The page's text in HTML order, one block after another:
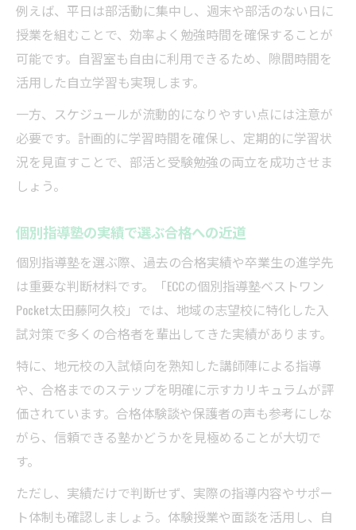
例えば、平日は部活動に集中し、週末や部活のない日に
授業を組むことで、効率よく勉強時間を確保することが
可能です。自習室も自由に利用できるため、隙間時間を
活用した自立学習も実現します。
一方、スケジュールが流動的になりやすい点には注意が
必要です。計画的に学習時間を確保し、定期的に学習状
況を見直すことで、部活と受験勉強の両立を成功させま
しょう。
個別指導塾の実績で選ぶ合格への近道
個別指導塾を選ぶ際、過去の合格実績や卒業生の進学先
は重要な判断材料です。「ECCの個別指導塾ベストワン
Pocket太田藤阿久校」では、地域の志望校に特化した入
試対策で多くの合格者を輩出してきた実績があります。
特に、地元校の入試傾向を熟知した講師陣による指導
や、合格までのステップを明確に示すカリキュラムが評
価されています。合格体験談や保護者の声も参考にしな
がら、信頼できる塾かどうかを見極めることが大切で
す。
ただし、実績だけで判断せず、実際の指導内容やサポー
ト体制も確認しましょう。体験授業や面談を活用し、自